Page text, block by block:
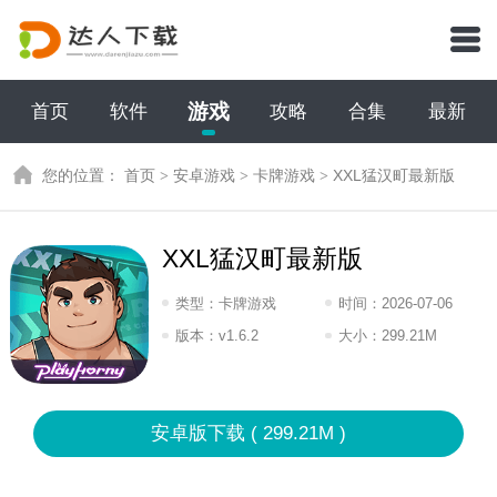
首页 软件 游戏 攻略 合集 最新
您的位置：首页 >安卓游戏 >卡牌游戏 > XXL猛汉町最新版
XXL猛汉町最新版
类型：卡牌游戏 时间： 2026-07-06
18:2026
版本：v1.6.2 大小： 299.21M
安卓版下载 ( 299.21M )